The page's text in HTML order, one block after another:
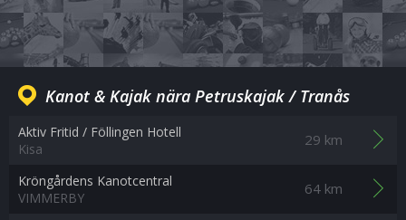
Kanot & Kajak nära Petruskajak / Tranås
Aktiv Fritid / Föllingen Hotell
Kisa
29 km
Kröngårdens Kanotcentral
VIMMERBY
64 km